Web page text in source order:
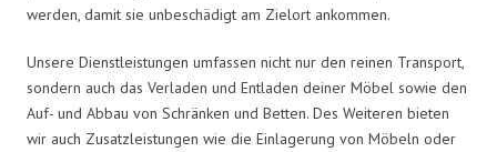
werden, damit sie unbeschädigt am Zielort ankommen.
Unsere Dienstleistungen umfassen nicht nur den reinen Transport,
sondern auch das Verladen und Entladen deiner Möbel sowie den
Auf- und Abbau von Schränken und Betten. Des Weiteren bieten
wir auch Zusatzleistungen wie die Einlagerung von Möbeln oder